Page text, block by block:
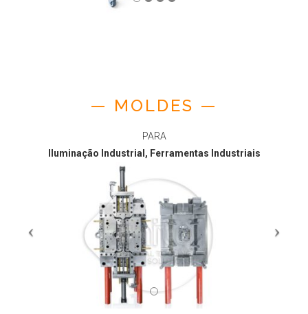
— MOLDES —
PARA
Iluminação Industrial, Ferramentas Industriais